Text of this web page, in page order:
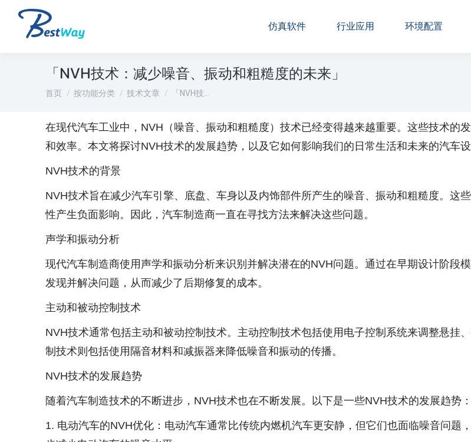
仿真软件 行业应用 环境配置
「NVH技术：减少噪音、振动和粗糙度的未来」
您在这里：
首页 按功能分类 技术文章 「NVH技…
在现代汽车工业中，NVH（噪音、振动和粗糙度）技术已经变得越来越重要。这些技术的
和效率。本文将探讨NVH技术的发展趋势，以及它如何影响我们的日常生活和未来的汽车设
NVH技术的背景
NVH技术旨在减少汽车引擎、底盘、车身以及内饰部件所产生的噪音、振动和粗糙度。这
性产生负面影响。因此，汽车制造商一直在寻找方法来解决这些问题。
声学和振动分析
现代汽车制造商使用声学和振动分析来识别并解决潜在的NVH问题。通过在早期设计阶段
发现并解决问题，从而减少了后期修复的成本。
主动和被动控制技术
NVH技术通常包括主动和被动控制技术。主动控制技术包括使用电子控制系统来调整悬挂
制技术则包括使用隔音材料和减振器来降低噪音和振动的传播。
NVH技术的发展趋势
随着汽车制造技术的不断进步，NVH技术也在不断发展。以下是一些NVH技术的发展趋势：
1. 电动汽车的NVH优化：电动汽车通常比传统内燃机汽车更安静，但它们也面临噪音问题